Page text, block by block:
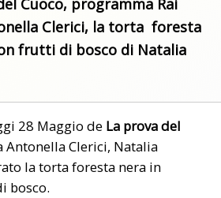
Clerici, la torta foresta
frutti di bosco di Natalia
28 Maggio de La prova del
Antonella Clerici, Natalia
la torta foresta nera in
bosco.